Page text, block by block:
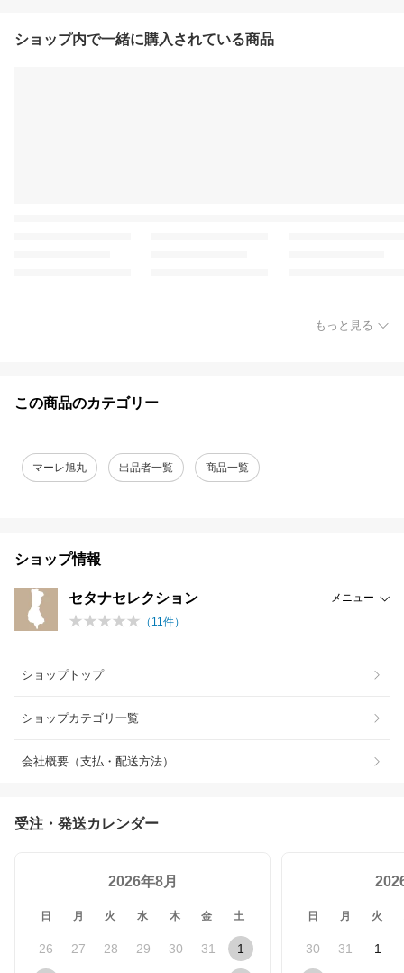
ショップ内で一緒に購入されている商品
もっと見る
この商品のカテゴリー
マーレ旭丸 出品者一覧 商品一覧
ショップ情報
セタナセレクション
メニュー
（ 11件）
ショップトップ
ショップカテゴリ一覧
会社概要（支払・配送方法）
受注・発送カレンダー
2026年8月
日 月 火 水 木 金 土
26 27 28 29 30 31 1
日 月 火
30 31 1